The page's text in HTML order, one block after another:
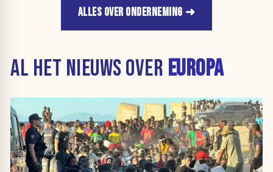
ALLES OVER ONDERNEMING
AL HET NIEUWS OVER EUROPA